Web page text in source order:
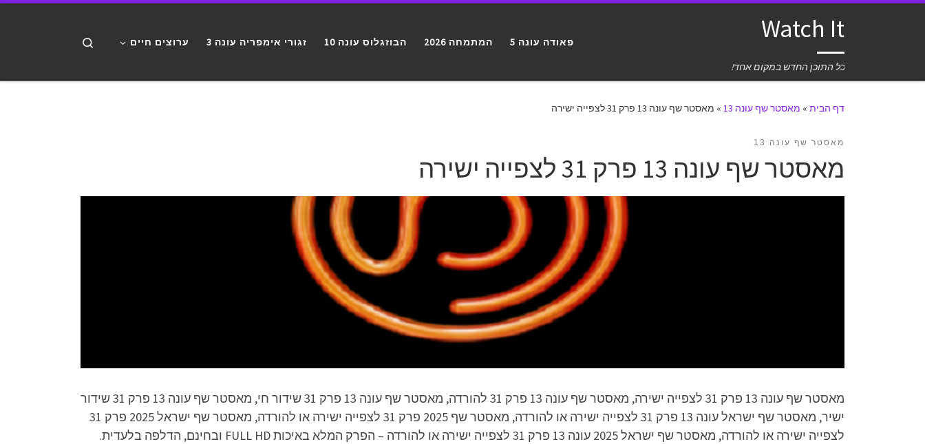
Watch It
כל התוכן החדש במקום אחד!
פאודה עונה 5 המתמחה 2026 הבוזגלוס עונה 10 זגורי אימפריה עונה 3 ערוצים חיים
דף הבית » מאסטר שף עונה 13 » מאסטר שף עונה 13 פרק 31 לצפייה ישירה
מאסטר שף עונה 13
מאסטר שף עונה 13 פרק 31 לצפייה ישירה
מאסטר שף עונה 13 פרק 31 לצפייה ישירה, מאסטר שף עונה 13 פרק 31 להורדה, מאסטר שף עונה 13 פרק 31 שידור חי, מאסטר שף עונה 13 פרק 31 שידור
ישיר, מאסטר שף ישראל עונה 13 פרק 31 לצפייה ישירה או להורדה, מאסטר שף 2025 פרק 31 לצפייה ישירה או להורדה, מאסטר שף ישראל 2025 פרק 31
לצפייה ישירה או להורדה, מאסטר שף ישראל 2025 עונה 13 פרק 31 לצפייה ישירה או להורדה – הפרק המלא באיכות FULL HD ובחינם, הדלפה בלעדית.